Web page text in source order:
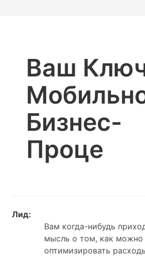
Ваш
Бизнес-
Проце
Лид:
Вам когда-нибудь
мысль о том, как можно
оптимизировать